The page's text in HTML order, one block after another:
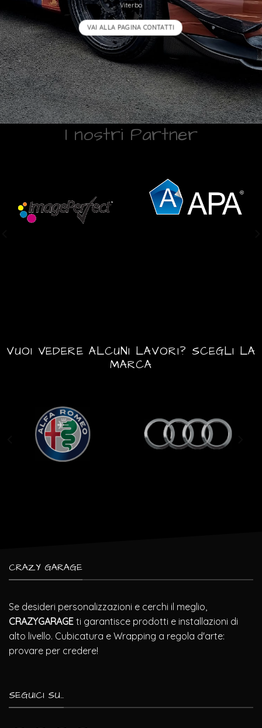
Viterbo
VAI ALLA PAGINA CONTATTI
I nostri Partner
VUOI VEDERE ALCUNI LAVORI? SCEGLI LA
MARCA
CRAZY GARAGE
Se desideri personalizzazioni e cerchi il meglio,
CRAZYGARAGE ti garantisce prodotti e installazioni di
alto livello. Cubicatura e Wrapping a regola d'arte:
provare per credere!
SEGUICI SU...